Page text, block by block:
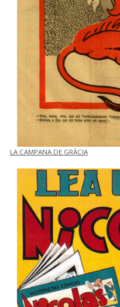
LA CAMPANA DE GRÀCIA